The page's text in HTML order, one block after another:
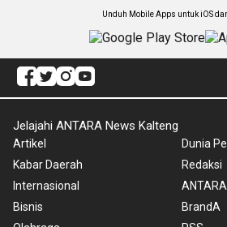
Unduh Mobile Apps untuk iOS
Jelajahi ANTARA News Kalteng
Artikel
Kabar Daerah
Internasional
Bisnis
Dunia
Redaksi
BrandA